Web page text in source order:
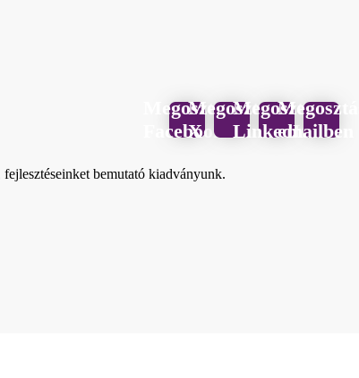
Megosztás
Facebook
Megosztás
X
Megosztás
LinkedIn
Megosztás
emailben
bemutató kiadványunk.